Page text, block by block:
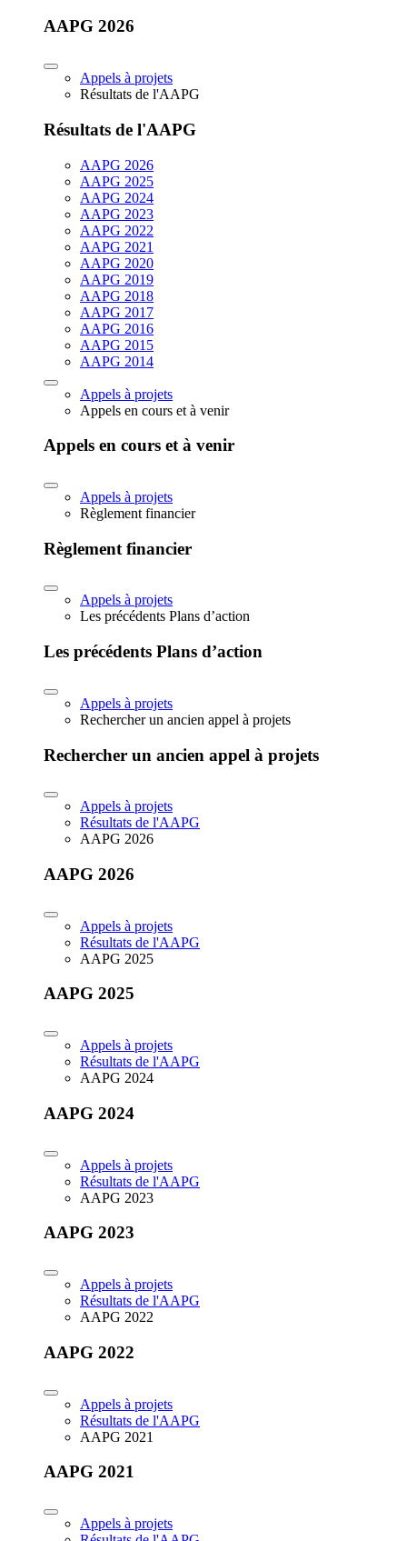
AAPG 2026
Appels à projets
Résultats de l'AAPG
Résultats de l'AAPG
AAPG 2026
AAPG 2025
AAPG 2024
AAPG 2023
AAPG 2022
AAPG 2021
AAPG 2020
AAPG 2019
AAPG 2018
AAPG 2017
AAPG 2016
AAPG 2015
AAPG 2014
Appels à projets
Appels en cours et à venir
Appels en cours et à venir
Appels à projets
Règlement financier
Règlement financier
Appels à projets
Les précédents Plans d’action
Les précédents Plans d’action
Appels à projets
Rechercher un ancien appel à projets
Rechercher un ancien appel à projets
Appels à projets
Résultats de l'AAPG
AAPG 2026
AAPG 2026
Appels à projets
Résultats de l'AAPG
AAPG 2025
AAPG 2025
Appels à projets
Résultats de l'AAPG
AAPG 2024
AAPG 2024
Appels à projets
Résultats de l'AAPG
AAPG 2023
AAPG 2023
Appels à projets
Résultats de l'AAPG
AAPG 2022
AAPG 2022
Appels à projets
Résultats de l'AAPG
AAPG 2021
AAPG 2021
Appels à projets